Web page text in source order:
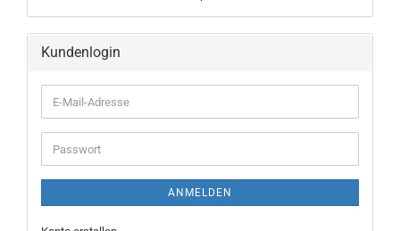
Kundenlogin
E-
Mail-
Adresse
Passwort
ANMELDEN